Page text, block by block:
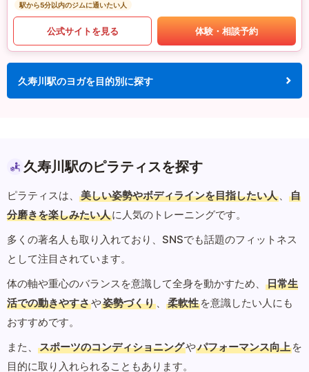
駅から5分以内のジムに通いたい人
公式サイトを見る 体験・相談予約
久寿川駅のヨガを目的別に探す
久寿川駅のピラティスを探す
ピラティスは、 美しい姿勢やボディラインを目指したい人 、
自
分磨きを楽しみたい人に人気のトレーニングです。
多くの著名人も取り入れており、SNSでも話題のフィットネス
として注目されています。
体の軸や重心のバランスを意識して全身を動かすため、
日常生
活での動きやすさや姿勢づくり 、 柔軟性 を意識したい人にも
おすすめです。
また、
スポーツのコンディショニングやパフォーマンス向上 を
目的に取り入れられることもあります。